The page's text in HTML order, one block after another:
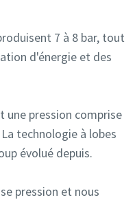
7 à 8 bar, tout
d'énergie et des
une pression comprise
technologie à lobes
évolué depuis.
pression et nous